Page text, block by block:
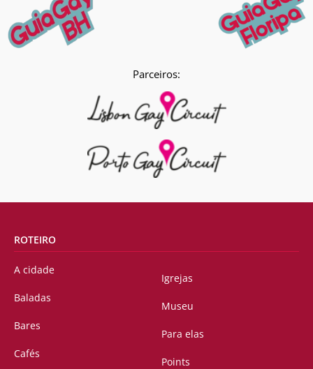
Parceiros:
ROTEIRO
A cidade
Baladas
Bares
Cafés
Igrejas
Museu
Para elas
Points